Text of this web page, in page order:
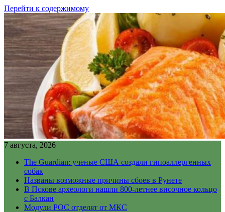
Перейти к содержимому
7 августа, 2026
The Guardian: ученые США создали гипоаллергенных
собак
Названы возможные причины сбоев в Рунете
В Пскове археологи нашли 800-летнее височное кольцо
с Балкан
Модули РОС отделят от МКС